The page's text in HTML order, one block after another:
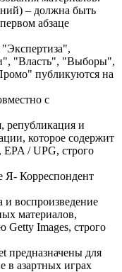
– должна быть
абзаце
"Власть", "Выборы",
публикуются на
с
републикация и
которое содержит
/ UPG, строго
Я- Корреспондент
и воспроизведение
материалов,
Getty Images, строго
предназначены для
в азартных играх